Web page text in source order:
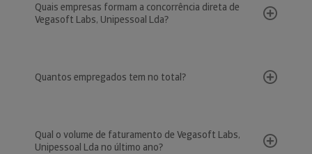
Quais empresas formam a concorrência direta de
Vegasoft Labs, Unipessoal Lda?
Quantos empregados tem no total?
Qual o volume de faturamento de Vegasoft Labs,
Unipessoal Lda no último ano?